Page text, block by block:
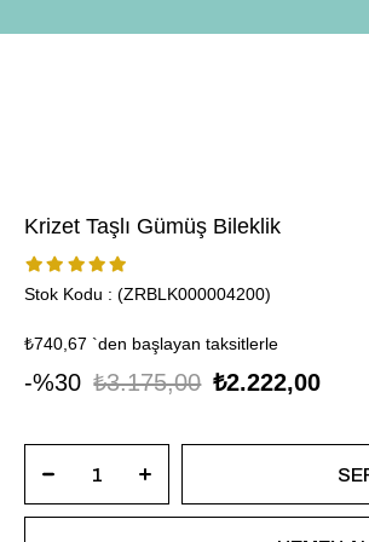
Krizet Taşlı Gümüş Bileklik
Stok Kodu (ZRBLK000004200)
₺740,67 `den başlayan taksitlerle
30 ₺3.175,00 ₺2.222,00